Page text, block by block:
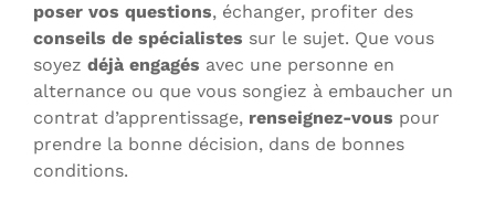
poser vos questions, échanger, profiter des
conseils de spécialistes sur le sujet. Que vous
soyez déjà engagés avec une personne en
alternance ou que vous songiez à embaucher un
contrat d’apprentissage, renseignez-vous pour
prendre la bonne décision, dans de bonnes
conditions.